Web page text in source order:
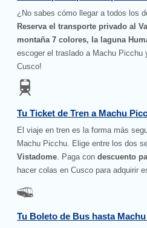
¿No sabes cómo llegar a todos los
Reserva el transporte privado al
montaña 7 colores, la laguna
escoger el traslado a Machu Picchu
Cusco!
Tu Ticket de Tren a Machu
El viaje en tren es la forma más
Machu Picchu. Elige entre los dos
Vistadome. Paga condescuento
hacer colas en Cusco para adquirir
Tu Boleto de Bus hasta